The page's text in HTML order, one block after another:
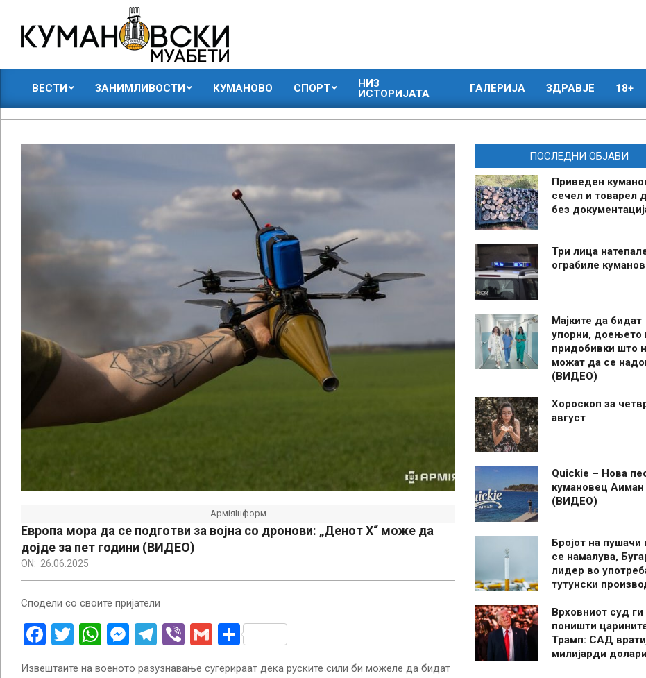
content
КУМАНОВСКИ
МУАБЕТИ
ВЕСТИ ЗАНИМЛИВОСТИ КУМАНОВО СПОРТ
НИЗ
ИСТОРИЈАТА
ГАЛЕРИЈА ЗДРАВЈЕ 18+
АрміяІнформ
Европа мора да се подготви за војна со дронови: „Денот X“ може да
дојде за пет години (ВИДЕО)
ON: 26.06.2025
Сподели со своите пријатели
Facebook
Twitter
WhatsApp
Messenger
Telegram
ViberGmailShare
Извештаите на военото разузнавање сугерираат дека руските сили би можеле да бидат
ПОСЛЕДНИ ОБЈАВИ
Приведен
сечел и товарел
без
Три лица
ограбиле
Мајките да бидат
упорни, доењето
придобивки што
можат да се
(ВИДЕО)
Хороскоп за
август
Quickie – Нова
кумановец Аиман
(ВИДЕО)
Бројот на пушачи
се намалува,
лидер во
тутунски
Врховниот суд ги
поништи
Трамп: САД
милијарди долари